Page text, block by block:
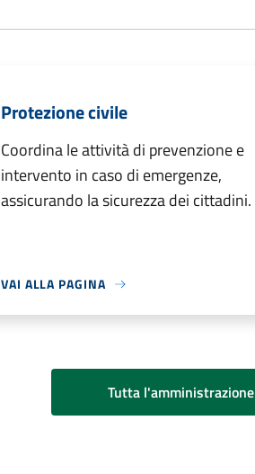
Protezione civile
Coordina le attività di prevenzione e
intervento in caso di emergenze,
assicurando la sicurezza dei cittadini.
VAI ALLA PAGINA
Tutta l'amministrazione